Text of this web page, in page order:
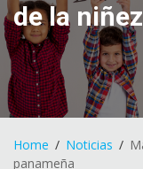
de la
Home Noticias
panameña